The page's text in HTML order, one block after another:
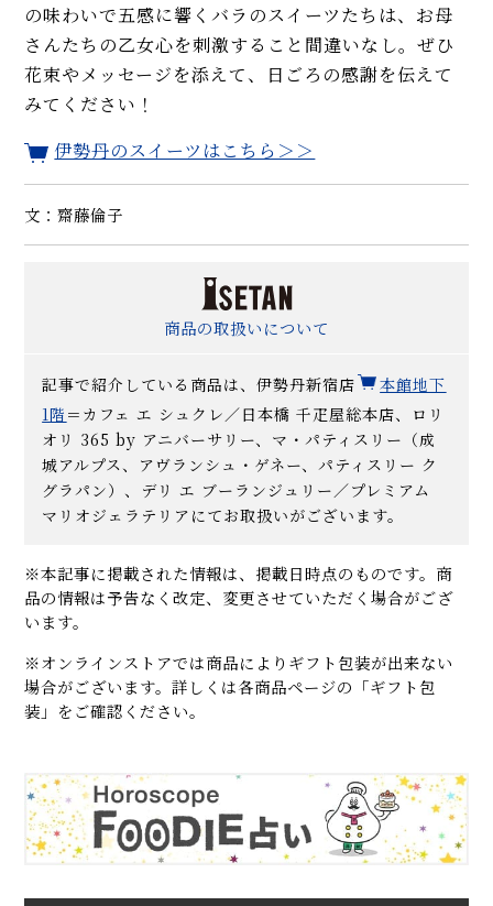
の味わいで五感に響くバラのスイーツたちは、お母
さんたちの乙女心を刺激すること間違いなし。ぜひ
花束やメッセージを添えて、日ごろの感謝を伝えて
みてください！
伊勢丹のスイーツはこちら＞＞
文：齋藤倫子
商品の取扱いについて
記事で紹介している商品は、伊勢丹新宿店
本館地下
1 階 ＝カフェ エ シュクレ／日本橋 千疋屋総本店、ロリ
オリ 365 by アニバーサリー、マ・パティスリー（成
城アルプス、アヴランシュ・ゲネー、パティスリー ク
グラパン）、デリ エ ブーランジュリー／プレミアム
マリオジェラテリアにてお取扱いがございます。
※本記事に掲載された情報は、掲載日時点のものです。商
品の情報は予告なく改定、変更させていただく場合がござ
います。
※オンラインストアでは商品によりギフト包装が出来ない
場合がございます。詳しくは各商品ページの「ギフト包
装」をご確認ください。